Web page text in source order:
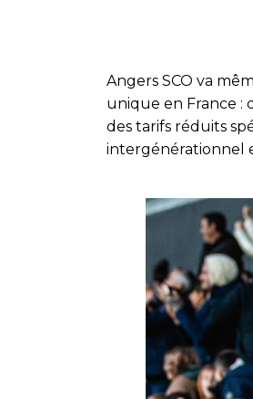
Angers SCO va
unique en France :
des tarifs réduits
intergénérationnel